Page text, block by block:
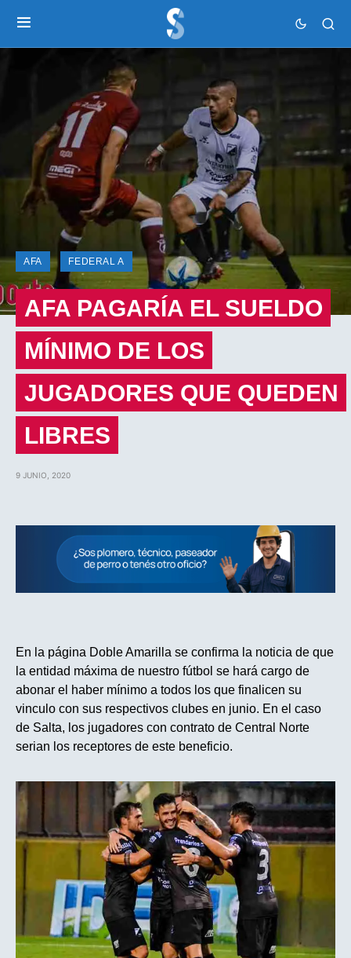
AFA FEDERAL A
AFA PAGARÍA EL SUELDO
MÍNIMO DE LOS
JUGADORES QUE QUEDEN
LIBRES
9 JUNIO, 2020
En la página Doble Amarilla se confirma la noticia de que
la entidad máxima de nuestro fútbol se hará cargo de
abonar el haber mínimo a todos los que finalicen su
vinculo con sus respectivos clubes en junio. En el caso
de Salta, los jugadores con contrato de Central Norte
serian los receptores de este beneficio.